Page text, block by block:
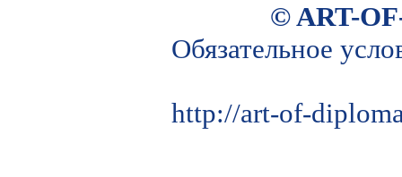
© ART-
Обязательное
http://art-of-